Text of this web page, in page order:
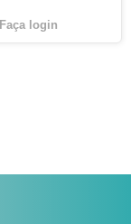
Faça login